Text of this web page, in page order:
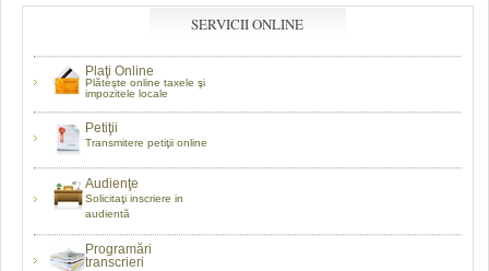
SERVICII ONLINE
Plaţi Online
Plăteşte online taxele şi
impozitele locale
Petiţii
Transmitere petiţii online
Audienţe
Solicitaţi inscriere in
audientă
Programări
transcrieri